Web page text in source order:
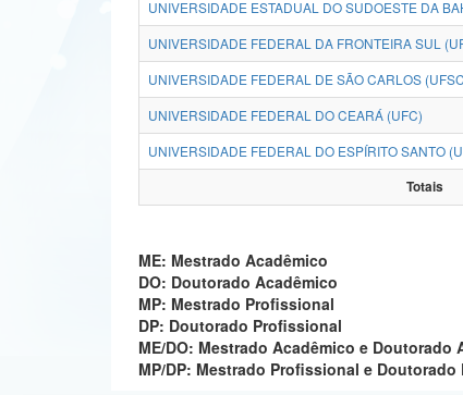
UNIVERSIDADE ESTADUAL DO SUDOESTE DA
UNIVERSIDADE FEDERAL DA FRONTEIRA SUL
UNIVERSIDADE FEDERAL DE SÃO CARLOS
UNIVERSIDADE FEDERAL DO CEARÁ (UFC)
UNIVERSIDADE FEDERAL DO ESPÍRITO SANTO
Totais
ME: Mestrado Acadêmico
DO: Doutorado Acadêmico
MP: Mestrado Profissional
DP: Doutorado Profissional
ME/DO: Mestrado Acadêmico e Doutorado
MP/DP: Mestrado Profissional e